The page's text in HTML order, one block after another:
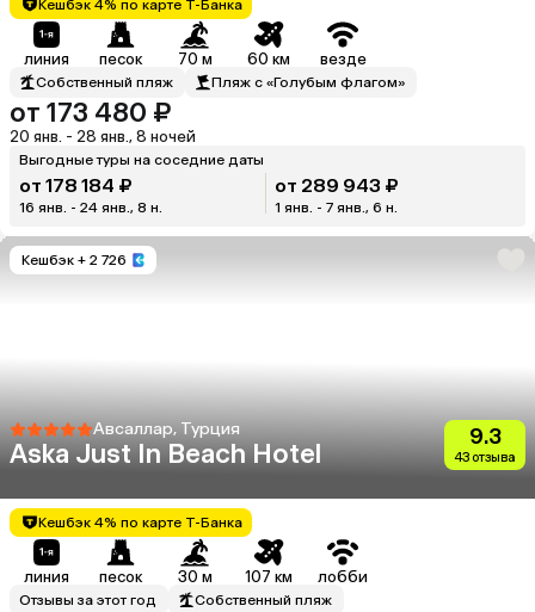
Кешбэк 4% по карте Т-Банка
линия песок 70 м 60 км везде
Собственный пляж Пляж с «Голубым флагом»
от 173 480 ₽
20 янв. - 28 янв., 8 ночей
Выгодные туры на соседние даты
от 178 184 ₽
16 янв. - 24 янв., 8 н.
от 289 943 ₽
1 янв. - 7 янв., 6 н.
Кешбэк + 2 726
Авсаллар, Турция
Aska Just In Beach Hotel
9.3
43 отзыва
Кешбэк 4% по карте Т-Банка
линия песок 30 м 107 км лобби
Отзывы за этот год Собственный пляж